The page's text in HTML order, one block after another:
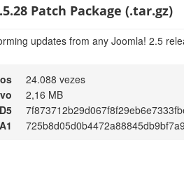
Patch Package (.tar.gz)
updates from any Joomla! 2.5
24.088 vezes
2,16 MB